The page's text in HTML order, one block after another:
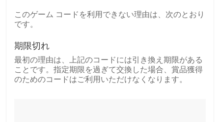
このゲーム コードを利用できない理由は、次のとおり
です。
期限切れ
最初の理由は、上記のコードには引き換え期限がある
ことです。指定期限を過ぎて交換した場合、賞品獲得
のためのコードはご利用いただけなくなります。